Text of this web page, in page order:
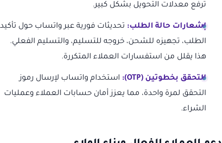
ترفع معدلات التحويل بشكل كبير.
إشعارات حالة الطلب: تحديثات فورية عبر واتساب حول تأكيد
الطلب، تجهيزه للشحن، خروجه للتسليم، والتسليم الفعلي.
هذا يقلل من استفسارات العملاء المتكررة.
التحقق بخطوتين (OTP):
استخدام واتساب لإرسال رموز
التحقق لمرة واحدة، مما يعزز أمان حسابات العملاء وعمليات
الشراء.